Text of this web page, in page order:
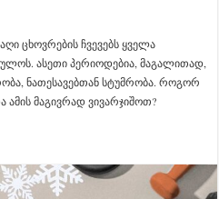
ცხოვრების ჩვევებს ყველა
ასეთი პერიოდებია, მაგალითად,
ნათესავებთან სტუმრობა. როგორ
ამის მაგივრად ვივარჯიშოთ?